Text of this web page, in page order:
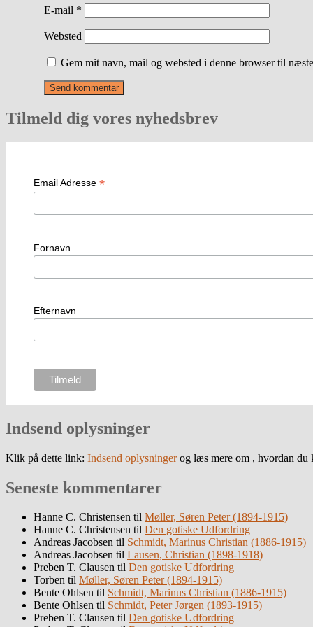
E-mail *
Websted
Gem mit navn, mail og websted i denne browser til
Tilmeld dig vores nyhedsbrev
Email Adresse *
Fornavn
Efternavn
Indsend oplysninger
Klik på dette link: Indsend oplysningerog læs mere om , hvordan du
Seneste kommentarer
Hanne C. Christensen til Møller, Søren Peter (1894-1915)
Hanne C. Christensen til Den gotiske Udfordring
Andreas Jacobsen til Schmidt, Marinus Christian (1886-1915)
Andreas Jacobsen til Lausen, Christian (1898-1918)
Preben T. Clausen til Den gotiske Udfordring
Torben til Møller, Søren Peter (1894-1915)
Bente Ohlsen til Schmidt, Marinus Christian (1886-1915)
Bente Ohlsen til Schmidt, Peter Jørgen (1893-1915)
Preben T. Clausen til Den gotiske Udfordring